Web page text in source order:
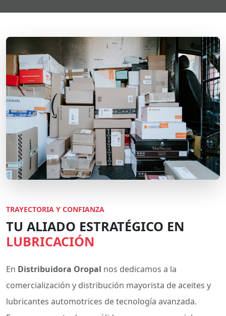
TRAYECTORIA Y CONFIANZA
TU ALIADO ESTRATÉGICO EN
LUBRICACIÓN
En Distribuidora Oropal nos dedicamos a la
comercialización y distribución mayorista de aceites y
lubricantes automotrices de tecnología avanzada.